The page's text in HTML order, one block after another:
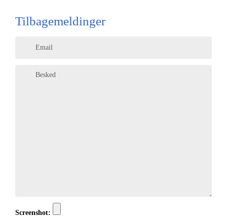
Tilbagemeldinger
Email
Besked
Screenshot: